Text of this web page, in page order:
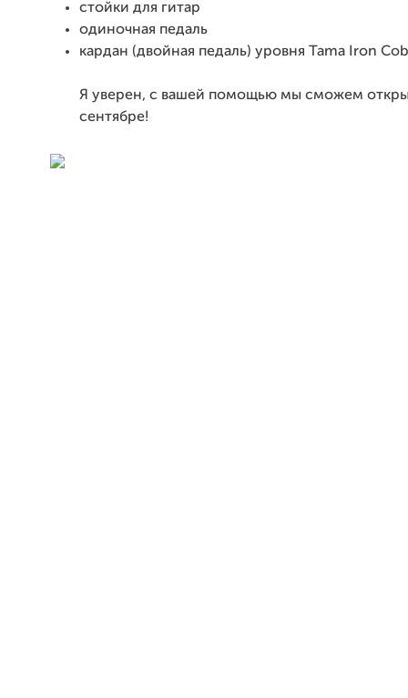
стойки для гитар
одиночная педаль
кардан (двойная педаль) уровня Tama Iron
Я уверен, с вашей помощью мы сможем
сентябре!